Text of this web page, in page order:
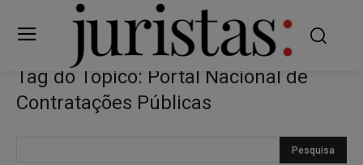
Tag do Tópico: Portal Nacional de
Contratações Públicas